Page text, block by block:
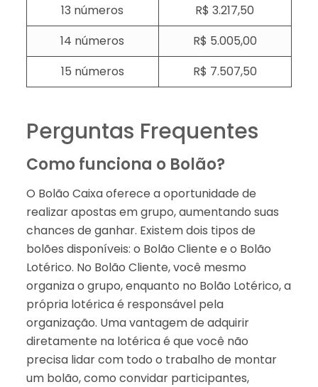
13 números
R$ 3.217,50
14 números
R$ 5.005,00
15 números
R$ 7.507,5​0
Perguntas Frequentes
Como funciona o Bolão?
O Bolão Caixa oferece a oportunidade de
realizar apostas em grupo, aumentando suas
chances de ganhar. Existem dois tipos de
bolões disponíveis: o Bolão Cliente e o Bolão
Lotérico. No Bolão Cliente, você mesmo
organiza o grupo, enquanto no Bolão Lotérico, a
própria lotérica é responsável pela
organização. Uma vantagem de adquirir
diretamente na lotérica é que você não
precisa lidar com todo o trabalho de montar
um bolão, como convidar participantes,